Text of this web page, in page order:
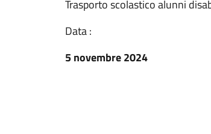
Trasporto scolastico alunni
Data :
5 novembre 2024